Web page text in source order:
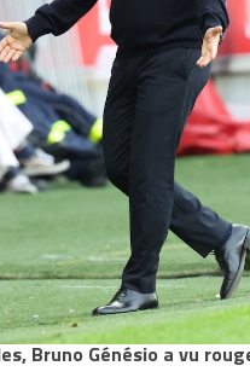
Bruno Génésio a vu